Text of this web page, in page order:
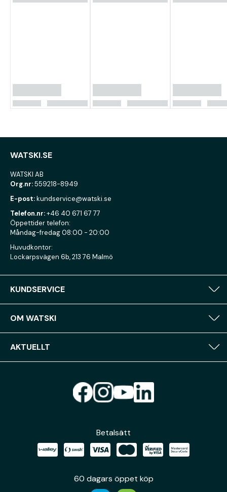
WATSKI.SE
WATSKI AB
Org.nr:559218-8949
E-post:kundservice@watski.se
Telefon.nr:+46 40 671 67 77
Öppettider telefon:
Måndag-fredag 08:00 - 20:00
Huvudkontor:
Lockarpsvägen 6b, 213 76 Malmö
KUNDSERVICE
OM WATSKI
AKTUELLT
Betalsätt
60 dagars öppet köp